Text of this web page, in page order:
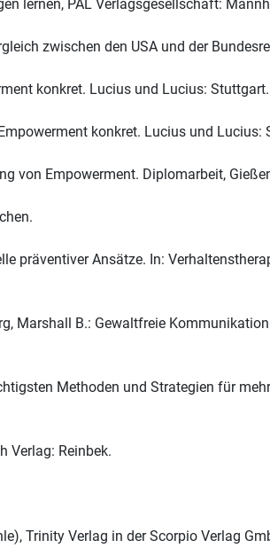
lernen, PAL Verlagsgesellschaft:
zwischen den USA und der
konkret. Lucius und Lucius: Stuttgart.
konkret. Lucius und Lucius:
von Empowerment. Diplomarbeit,
präventiver Ansätze. In:
Marshall B.: Gewaltfreie
Methoden und Strategien für
Verlag: Reinbek.
Trinity Verlag in der Scorpio Verlag